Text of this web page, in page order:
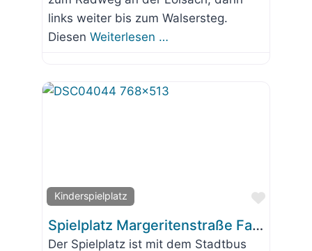
links weiter bis zum Walsersteg.
Diesen Weiterlesen …
Kinderspielplatz
Favorit
Spielplatz Margeritenstraße Farchet
Der Spielplatz ist mit dem Stadtbus